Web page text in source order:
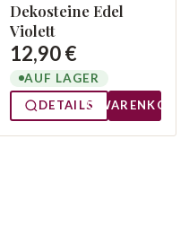
Dekosteine Edel
Violett
12,90 €
AUF LAGER
DETAILS
WARENKORB